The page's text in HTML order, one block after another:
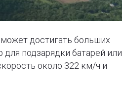
достигать больших
для подзарядки батарей или
около 322 км/ч и